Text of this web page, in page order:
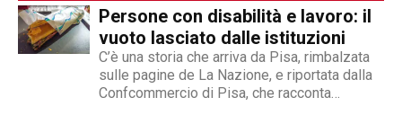
Persone con disabilità e lavoro: il
vuoto lasciato dalle istituzioni
C’è una storia che arriva da Pisa, rimbalzata
sulle pagine de La Nazione, e riportata dalla
Confcommercio di Pisa, che racconta